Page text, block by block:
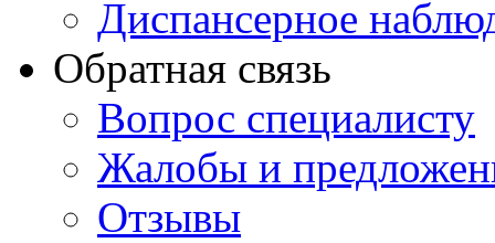
Диспансерное
Обратная связь
Вопрос специалисту
Жалобы и
Отзывы